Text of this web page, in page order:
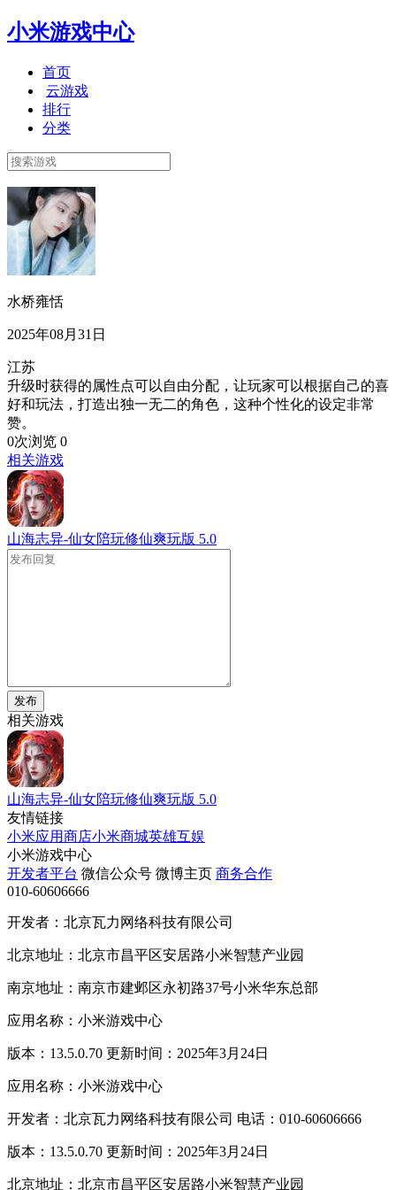
小米游戏中心
首页
云游戏
排行
分类
水桥雍恬
2025年08月31日
江苏
升级时获得的属性点可以自由分配，让玩家可以根据自己的喜
好和玩法，打造出独一无二的角色，这种个性化的设定非常
赞。​
0次浏览 0
相关游戏
山海志异-仙女陪玩修仙爽玩版 5.0
发布
相关游戏
山海志异-仙女陪玩修仙爽玩版 5.0
友情链接
小米应用商店小米商城英雄互娱
小米游戏中心
开发者平台 微信公众号 微博主页 商务合作
010-60606666
开发者：北京瓦力网络科技有限公司
北京地址：北京市昌平区安居路小米智慧产业园
南京地址：南京市建邺区永初路37号小米华东总部
应用名称：小米游戏中心
版本：13.5.0.70 更新时间：2025年3月24日
应用名称：小米游戏中心
开发者：北京瓦力网络科技有限公司 电话：010-60606666
版本：13.5.0.70 更新时间：2025年3月24日
北京地址：北京市昌平区安居路小米智慧产业园